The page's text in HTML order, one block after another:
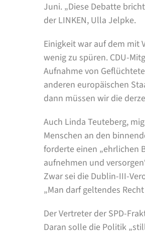
Juni. „Diese Debatte
der LINKEN, Ulla Jelpke.
Einigkeit war auf dem mit
wenig zu spüren. CDU-
Aufnahme von
anderen europäischen
dann müssen wir die
Auch Linda Teuteberg,
Menschen an den
forderte einen „ehrlichen
aufnehmen und
Zwar sei die Dublin-III-
„Man darf geltendes
Der Vertreter der SPD-
Daran solle die Politik